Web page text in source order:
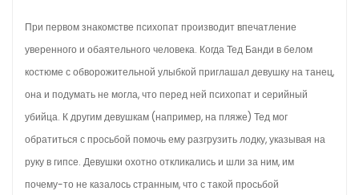
При первом знакомстве психопат производит впечатление
уверенного и обаятельного человека. Когда Тед Банди в белом
костюме с обворожительной улыбкой приглашал девушку на танец,
она и подумать не могла, что перед ней психопат и серийный
убийца. К другим девушкам (например, на пляже) Тед мог
обратиться с просьбой помочь ему разгрузить лодку, указывая на
руку в гипсе. Девушки охотно откликались и шли за ним, им
почему-то не казалось странным, что с такой просьбой